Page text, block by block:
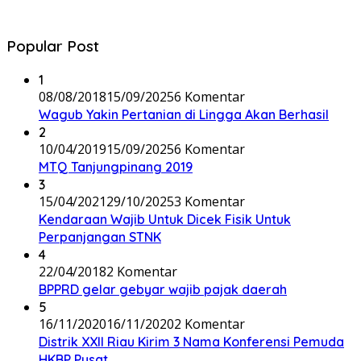
Popular Post
1
08/08/201815/09/20256 Komentar
Wagub Yakin Pertanian di Lingga Akan Berhasil
2
10/04/201915/09/20256 Komentar
MTQ Tanjungpinang 2019
3
15/04/202129/10/20253 Komentar
Kendaraan Wajib Untuk Dicek Fisik Untuk
Perpanjangan STNK
4
22/04/20182 Komentar
BPPRD gelar gebyar wajib pajak daerah
5
16/11/202016/11/20202 Komentar
Distrik XXII Riau Kirim 3 Nama Konferensi Pemuda